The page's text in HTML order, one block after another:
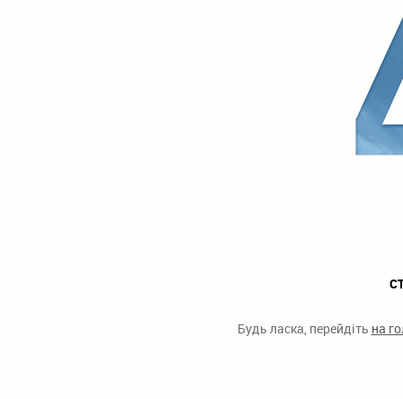
Будь ласка, перейдіть на